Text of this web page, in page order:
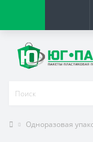
Одноразовая